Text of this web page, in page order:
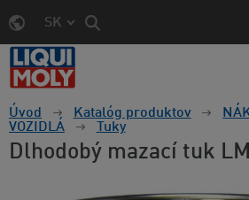
SK
Úvod Katalóg produktov
VOZIDLÁ
Tuky
Dlhodobý mazací tuk